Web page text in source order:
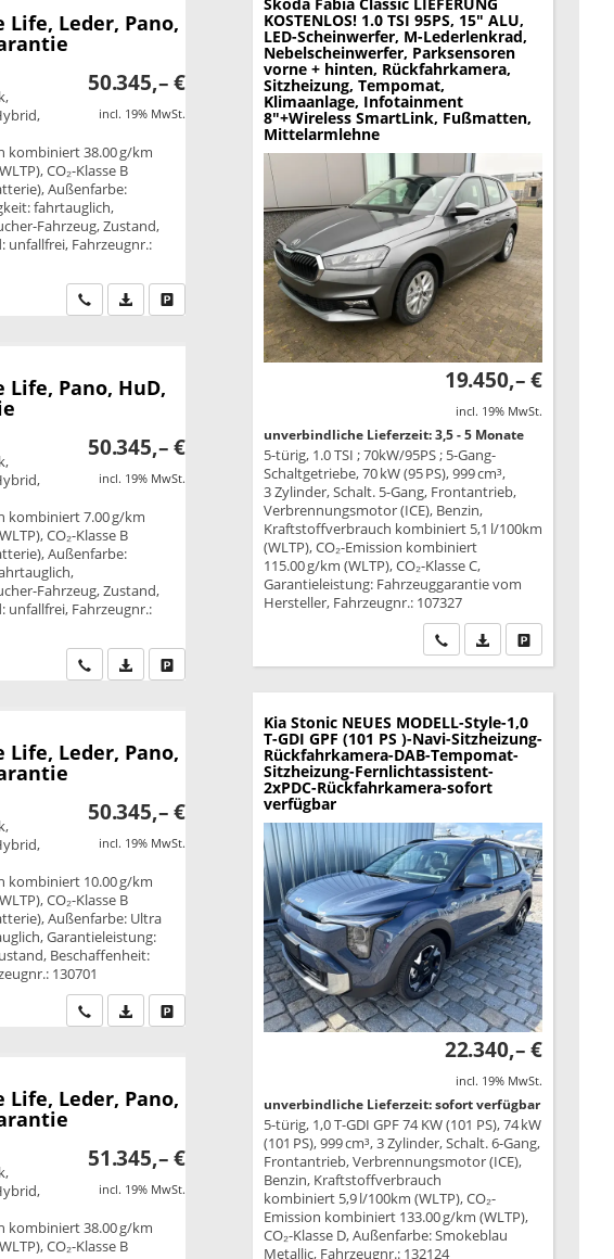
Life, Leder, Pano,
50.345,– €
incl. 19% MwSt.
kombiniert 38.00 g/km
CO₂-Klasse B
Außenfarbe:
fahrtauglich,
Fahrzeug, Zustand,
unfallfrei, Fahrzeugnr.:
Wir rufen Sie anPDF-Datei, Fahrzeugexposé drucken
Drucken, parken oder vergleichen
Life, Pano, HuD,
50.345,– €
incl. 19% MwSt.
kombiniert 7.00 g/km
CO₂-Klasse B
Außenfarbe:
Fahrzeug, Zustand,
unfallfrei, Fahrzeugnr.:
Wir rufen Sie anPDF-Datei, Fahrzeugexposé drucken
Drucken, parken oder vergleichen
Life, Leder, Pano,
50.345,– €
incl. 19% MwSt.
kombiniert 10.00 g/km
CO₂-Klasse B
Außenfarbe: Ultra
Garantieleistung:
Beschaffenheit:
130701
Wir rufen Sie anPDF-Datei, Fahrzeugexposé drucken
Drucken, parken oder vergleichen
Life, Leder, Pano,
51.345,– €
incl. 19% MwSt.
kombiniert 38.00 g/km
CO₂-Klasse B
KOSTENLOS! 1.0 TSI 95PS, 15" ALU,
LED-Scheinwerfer, M-Lederlenkrad,
Nebelscheinwerfer, Parksensoren
vorne + hinten, Rückfahrkamera,
Sitzheizung, Tempomat,
Klimaanlage, Infotainment
8"+Wireless SmartLink, Fußmatten,
Mittelarmlehne
19.450,– €
incl. 19% MwSt.
unverbindliche Lieferzeit: 3,5 - 5 Monate
5-türig, 1.0 TSI ; 70kW/95PS ; 5-Gang-
Schaltgetriebe, 70 kW (95 PS), 999 cm³,
3 Zylinder, Schalt. 5-Gang, Frontantrieb,
Verbrennungsmotor (ICE), Benzin,
Kraftstoffverbrauch kombiniert 5,1 l/100km
(WLTP), CO₂-Emission kombiniert
115.00 g/km (WLTP), CO₂-Klasse C,
Garantieleistung: Fahrzeuggarantie vom
Hersteller, Fahrzeugnr.: 107327
Wir rufen Sie an
PDF-Datei,Drucken,
Kia Stonic NEUES MODELL-Style-1,0
T-GDI GPF (101 PS )-Navi-Sitzheizung-
Rückfahrkamera-DAB-Tempomat-
Sitzheizung-Fernlichtassistent-
2xPDC-Rückfahrkamera-sofort
verfügbar
22.340,– €
incl. 19% MwSt.
unverbindliche Lieferzeit: sofort verfügbar
5-türig, 1,0 T-GDI GPF 74 KW (101 PS), 74 kW
(101 PS), 999 cm³, 3 Zylinder, Schalt. 6-Gang,
Frontantrieb, Verbrennungsmotor (ICE),
Benzin, Kraftstoffverbrauch
kombiniert 5,9 l/100km (WLTP), CO₂-
Emission kombiniert 133.00 g/km (WLTP),
CO₂-Klasse D, Außenfarbe: Smokeblau
Metallic, Fahrzeugnr.: 132124